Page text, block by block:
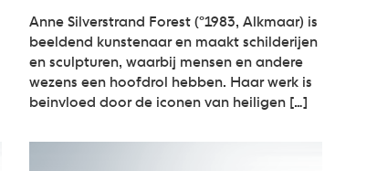
Anne Silverstrand Forest (°1983, Alkmaar) is
beeldend kunstenaar en maakt schilderijen
en sculpturen, waarbij mensen en andere
wezens een hoofdrol hebben. Haar werk is
beinvloed door de iconen van heiligen […]